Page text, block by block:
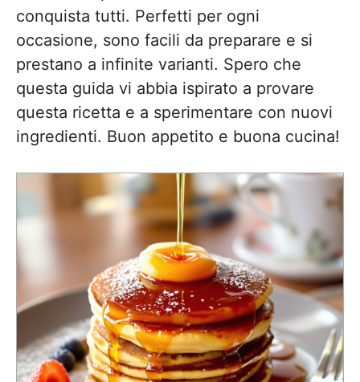
conquista tutti. Perfetti per ogni
occasione, sono facili da preparare e si
prestano a infinite varianti. Spero che
questa guida vi abbia ispirato a provare
questa ricetta e a sperimentare con nuovi
ingredienti. Buon appetito e buona cucina!